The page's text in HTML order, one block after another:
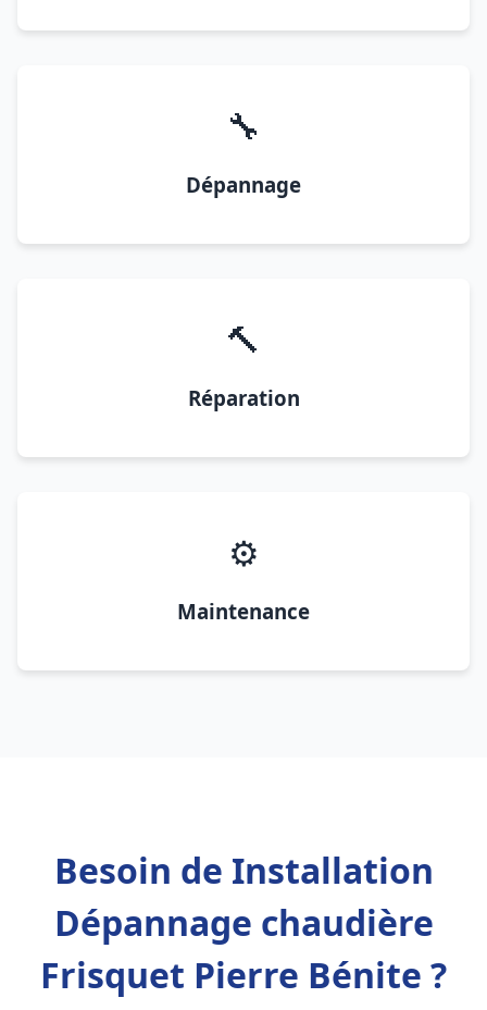
🔧
Dépannage
🔨
Réparation
⚙️
Maintenance
Besoin de Installation
Dépannage chaudière
Frisquet Pierre Bénite ?